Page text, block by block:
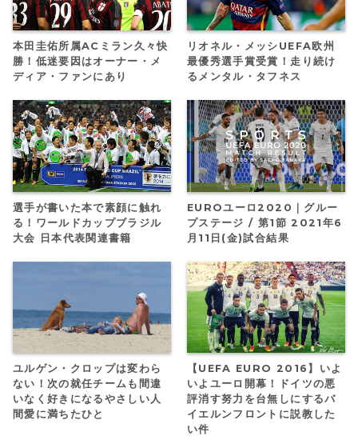
本田圭佑所属ACミラン久々快
勝！低迷要因はオーナー・メ
ディア・ファンにあり
リオネル・メッシUEFA欧州
最優秀選手賞受賞！走り続け
るメンタル・タフネス
選手が書いた本で素顔に触れ
る！ワールドカップブラジル
大会 日本代表関連書籍
EUROユーロ2020｜グルー
プステージ / 第1節 2021年6
月11日(金)試合結果
ユルゲン・クロップは変わら
ない！次の就任チームも間違
いなく好きになるやさしい人
間愛に満ちたひと
【UEFA EURO 2016】いよ
いよユーロ開幕！ドイツの悪
評消す努力を台無しにするバ
イエルンフロントに説教した
い件